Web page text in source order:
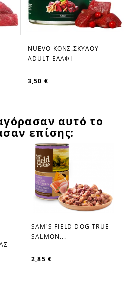
favorite_border
NUEVO ΚΟΝΣ.ΣΚΥΛΟΥ
ADULT ΕΛΑΦΙ
3,50 €
αυτό το
επίσης:
favorite_border
SAM'S FIELD DOG TRUE
SALMON...
2,85 €